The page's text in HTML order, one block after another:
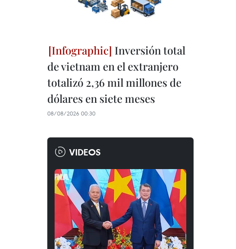
Inversión total
de vietnam en el extranjero
totalizó 2,36 mil millones de
dólares en siete meses
08/08/2026 00:30
VIDEOS